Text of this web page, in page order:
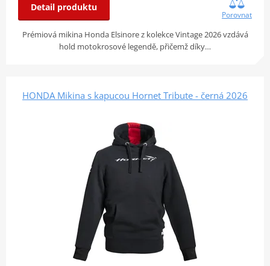
Detail produktu
Porovnat
Prémiová mikina Honda Elsinore z kolekce Vintage 2026 vzdává
hold motokrosové legendě, přičemž díky…
HONDA Mikina s kapucou Hornet Tribute - černá 2026